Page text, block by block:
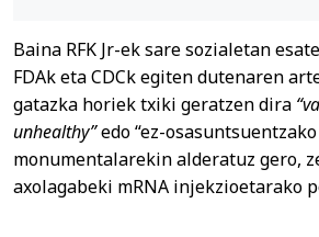
Baina RFK Jr-ek sare sozialetan
FDAk eta CDCk egiten dutenaren
gatazka horiek txiki geratzen dira
unhealthy”edo “ez-
monumentalarekin alderatuz gero,
axolagabeki mRNA injekzioetarako